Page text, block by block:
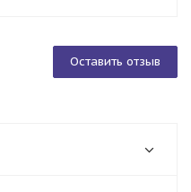
Оставить отзыв